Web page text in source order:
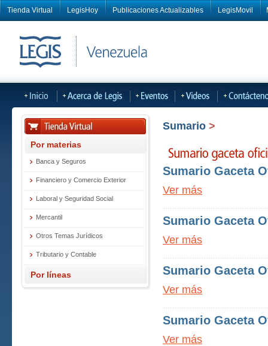
Tienda Virtual LegisHoy Publicaciones Actualizables LegisMovil
Por materias
Banca y Seguros
Financiero y Comercio Exterior
Laboral y Seguridad Social
Mercantil
Otros Temas Jurídicos
Tributario y Contable
Por líneas
Sumario >
Sumario Gaceta
Ver más
Sumario Gaceta
Ver más
Sumario Gaceta
Ver más
Sumario Gaceta
Ver más